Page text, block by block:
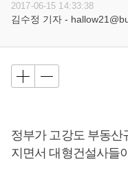
2017-06-15 14:33:38
김수정 기자 -
정부가 고강도 부동산
지면서 대형건설사들